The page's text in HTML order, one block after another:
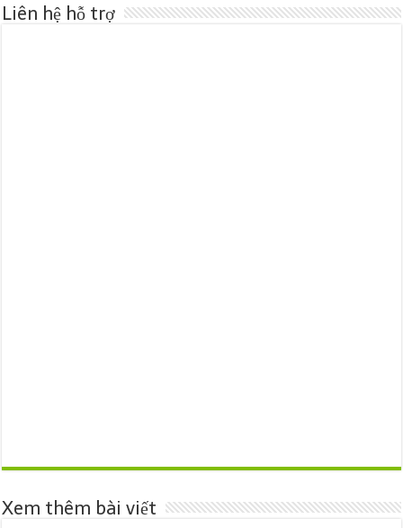
Liên hệ hỗ trợ
Xem thêm bài viết